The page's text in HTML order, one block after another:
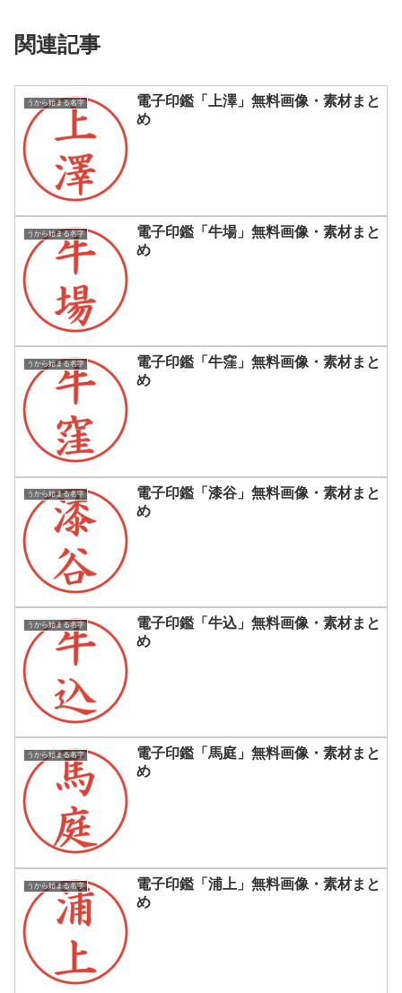
関連記事
うから始まる名字
電子印鑑「上澤」無料画像・素材まと
め
うから始まる名字
電子印鑑「牛場」無料画像・素材まと
め
うから始まる名字
電子印鑑「牛窪」無料画像・素材まと
め
うから始まる名字
電子印鑑「漆谷」無料画像・素材まと
め
うから始まる名字
電子印鑑「牛込」無料画像・素材まと
め
うから始まる名字
電子印鑑「馬庭」無料画像・素材まと
め
うから始まる名字
電子印鑑「浦上」無料画像・素材まと
め